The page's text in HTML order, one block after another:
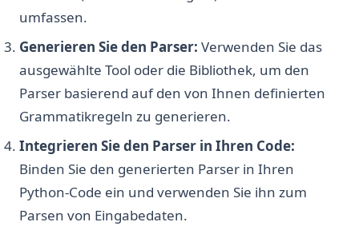
umfassen.
Generieren Sie den Parser: Verwenden Sie das
ausgewählte Tool oder die Bibliothek, um den
Parser basierend auf den von Ihnen definierten
Grammatikregeln zu generieren.
Integrieren Sie den Parser in Ihren Code:
Binden Sie den generierten Parser in Ihren
Python-Code ein und verwenden Sie ihn zum
Parsen von Eingabedaten.